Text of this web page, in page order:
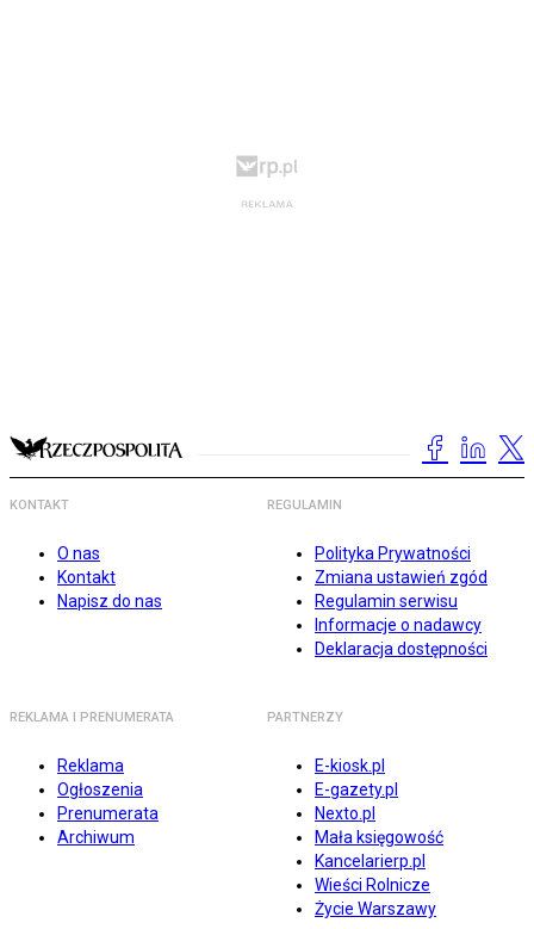
KONTAKT
O nas
Kontakt
Napisz do nas
REGULAMIN
Polityka Prywatności
Zmiana ustawień zgód
Regulamin serwisu
Informacje o nadawcy
Deklaracja dostępności
REKLAMA I PRENUMERATA
Reklama
Ogłoszenia
Prenumerata
Archiwum
PARTNERZY
E-kiosk.pl
E-gazety.pl
Nexto.pl
Mała księgowość
Kancelarierp.pl
Wieści Rolnicze
Życie Warszawy